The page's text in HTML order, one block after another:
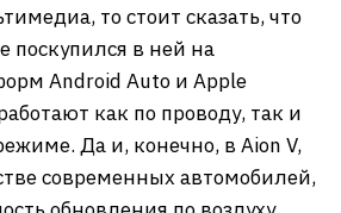
то стоит сказать, что
поскупился в ней на
Android Auto и Apple
как по проводу, так и
Да и, конечно, в Aion V,
современных автомобилей,